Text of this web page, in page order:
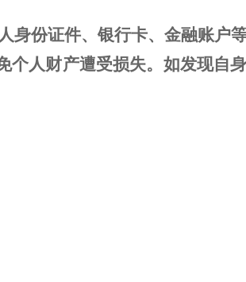
身份证件、银行卡、金融账户
个人财产遭受损失。如发现自身